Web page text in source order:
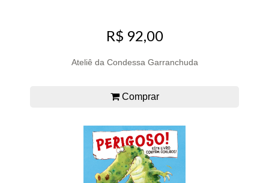
R$ 92,00
Ateliê da Condessa Garranchuda
Comprar